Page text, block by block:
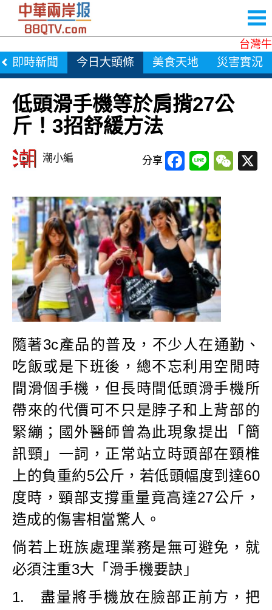
台灣牛
即時新聞 今日大頭條 美食天地 災害實況
低頭滑手機等於肩揹27公
斤！3招舒緩方法
潮小編 分享 Facebook
Line
隨著3c產品的普及，不少人在通勤、
吃飯或是下班後，總不忘利用空閒時
間滑個手機，但長時間低頭滑手機所
帶來的代價可不只是脖子和上背部的
緊繃；國外醫師曾為此現象提出「簡
訊頸」一詞，正常站立時頭部在頸椎
上的負重約5公斤，若低頭幅度到達60
度時，頸部支撐重量竟高達27公斤，
造成的傷害相當驚人。
倘若上班族處理業務是無可避免，就
必須注重3大「滑手機要訣」
1. 盡量將手機放在臉部正前方，把